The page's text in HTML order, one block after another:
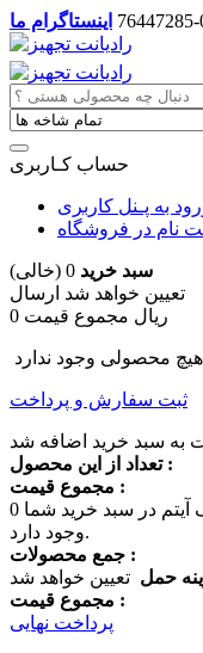
اینستاگرام ما
حساب کـاربری
به پـنل کاربری
نام در فروشگاه
سبد خرید 0 (خالی)
تعیین خواهد شد ارسال
0 ریال مجموع قیمت
هیچ محصولی وجود ندارد
ثبت سفارش و پرداخت
به سبد خرید اضافه شد
تعداد از این محصول :
مجموع قیمت :
0 آیتم در سبد خرید شما
وجود دارد.
جمع محصولات :
حمل تعیین خواهد شد
مجموع قیمت :
پرداخت نهایی